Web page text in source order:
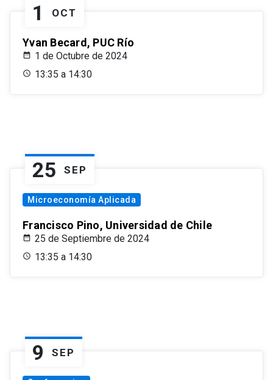
1 OCT
Yvan Becard, PUC Río
1 de Octubre de 2024
13:35 a 14:30
25 SEP
Microeconomía Aplicada
Francisco Pino, Universidad de Chile
25 de Septiembre de 2024
13:35 a 14:30
9 SEP